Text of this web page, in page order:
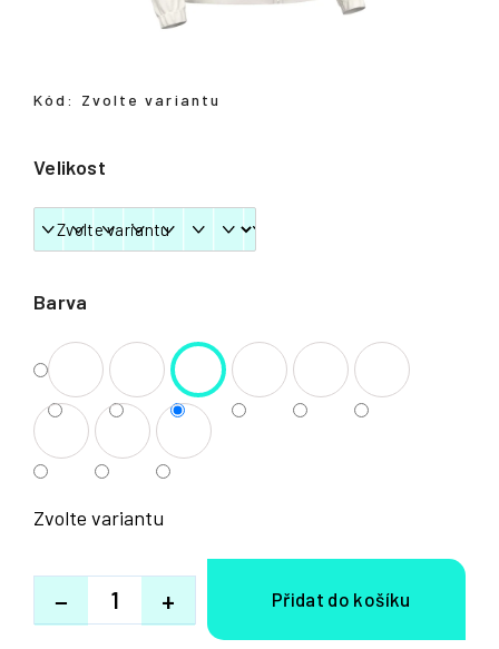
Barva
Velikost
Zvolte variantu
+
−
Kód: Zvolte variantu